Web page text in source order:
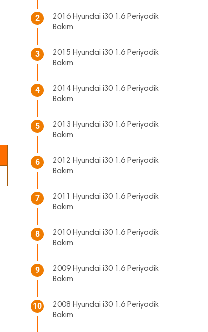
2
2016 Hyundai i30 1.6 Periyodik
Bakım
3
2015 Hyundai i30 1.6 Periyodik
Bakım
4
2014 Hyundai i30 1.6 Periyodik
Bakım
5
2013 Hyundai i30 1.6 Periyodik
Bakım
6
2012 Hyundai i30 1.6 Periyodik
Bakım
7
2011 Hyundai i30 1.6 Periyodik
Bakım
8
2010 Hyundai i30 1.6 Periyodik
Bakım
9
2009 Hyundai i30 1.6 Periyodik
Bakım
10
2008 Hyundai i30 1.6 Periyodik
Bakım